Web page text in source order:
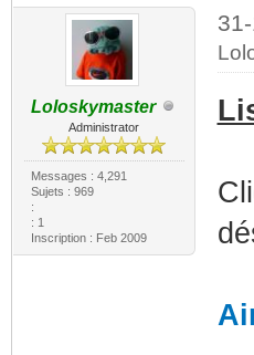
Loloskymaster
Administrator
Messages : 4,291
Sujets : 969
:
: 1
Inscription : Feb 2009